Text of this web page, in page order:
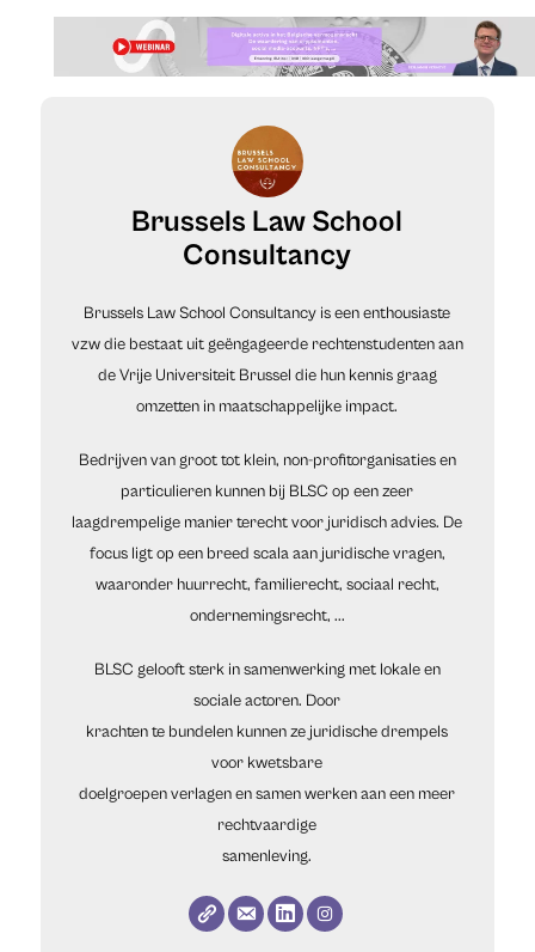
Brussels Law School
Consultancy
Brussels Law School Consultancy is een enthousiaste
vzw die bestaat uit geëngageerde rechtenstudenten aan
de Vrije Universiteit Brussel die hun kennis graag
omzetten in maatschappelijke impact.
Bedrijven van groot tot klein, non-profitorganisaties en
particulieren kunnen bij BLSC op een zeer
laagdrempelige manier terecht voor juridisch advies. De
focus ligt op een breed scala aan juridische vragen,
waaronder huurrecht, familierecht, sociaal recht,
ondernemingsrecht, ...
BLSC gelooft sterk in samenwerking met lokale en
sociale actoren. Door
krachten te bundelen kunnen ze juridische drempels
voor kwetsbare
doelgroepen verlagen en samen werken aan een meer
rechtvaardige
samenleving.